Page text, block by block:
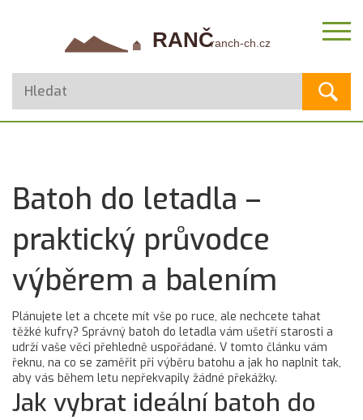
Batoh do letadla –
praktický průvodce
výběrem a balením
Plánujete let a chcete mít vše po ruce, ale nechcete tahat
těžké kufry? Správný batoh do letadla vám ušetří starosti a
udrží vaše věci přehledně uspořádané. V tomto článku vám
řeknu, na co se zaměřit při výběru batohu a jak ho naplnit tak,
aby vás během letu nepřekvapily žádné překážky.
Jak vybrat ideální batoh do